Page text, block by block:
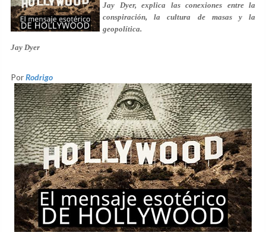
Jay Dyer, explica las conexiones entre la
conspiración, la cultura de masas y la
geopolítica.
Jay Dyer
PorRodrigo